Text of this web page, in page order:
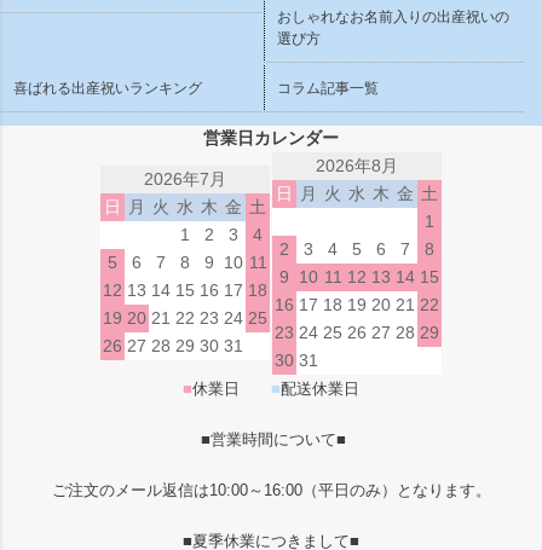
おしゃれなお名前入りの出産祝いの
選び方
喜ばれる出産祝いランキング コラム記事一覧
営業日カレンダー
2026年7月
日
月 火 水 木 金 土
1
2 3
4
5
6 7 8 9 10 11
12 13 14 15 16 17 18
19 20 21 22 23 24 25
26 27 28 29 30 31
2026年8月
日
月 火 水 木 金 土
1
2
3 4 5 6 7
8
9
10 11 12 13 14 15
16 17 18 19 20 21 22
23 24 25 26 27 28 29
30 31
■休業日 ■配送休業日
■営業時間について■
ご注文のメール返信は10:00～16:00（平日のみ）となります。
■夏季休業につきまして■